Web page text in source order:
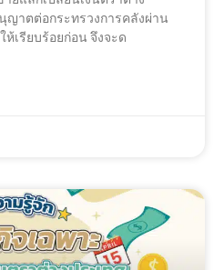
ญาตต่อกระทรวงการคลังผ่าน
เรียบร้อยก่อน จึงจะด